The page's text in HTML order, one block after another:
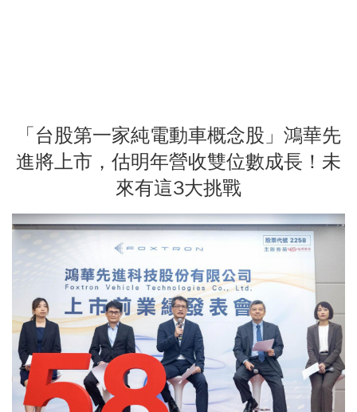
「台股第一家純電動車概念股」鴻華先
進將上市，估明年營收雙位數成長！未
來有這3大挑戰